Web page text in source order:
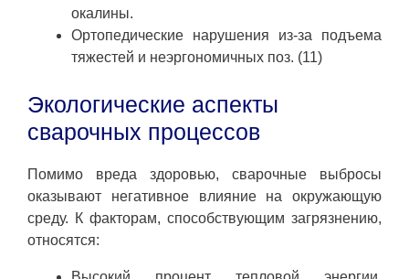
окалины.
Ортопедические нарушения из-за подъема
тяжестей и неэргономичных поз. (11)
Экологические аспекты
сварочных процессов
Помимо вреда здоровью, сварочные выбросы
оказывают негативное влияние на окружающую
среду. К факторам, способствующим загрязнению,
относятся: